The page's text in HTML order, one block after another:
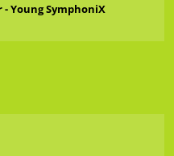
Young SymphoniX